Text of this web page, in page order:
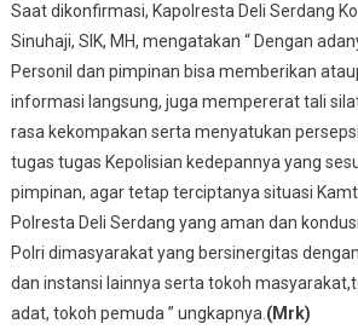
Saat dikonfirmasi, Kapolresta Deli Serdang
Sinuhaji, SIK, MH, mengatakan “ Dengan
Personil dan pimpinan bisa memberikan
informasi langsung, juga mempererat tali
rasa kekompakan serta menyatukan
tugas tugas Kepolisian kedepannya yang
pimpinan, agar tetap terciptanya situasi
Polresta Deli Serdang yang aman dan
Polri dimasyarakat yang bersinergitas
dan instansi lainnya serta tokoh
adat, tokoh pemuda ” ungkapnya. (Mrk)